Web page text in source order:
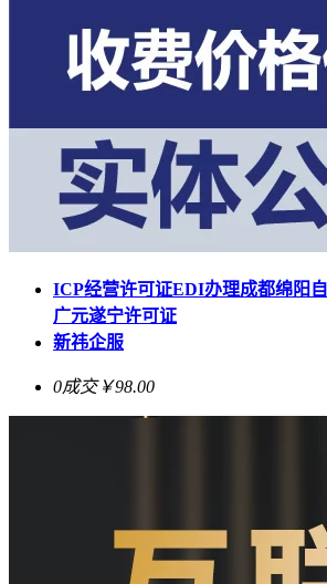
ICP经营许可证EDI办理成都绵阳
广元遂宁许可证
新祎企服
0成交￥98.00